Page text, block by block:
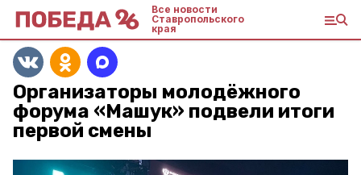
Все новости
Ставропольского
края
Организаторы молодёжного
форума «Машук» подвели итоги
первой смены